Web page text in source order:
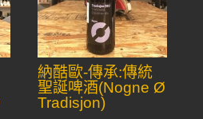
納酷歐-傳承:傳統
聖誕啤酒(Nogne Ø
Tradisjon)